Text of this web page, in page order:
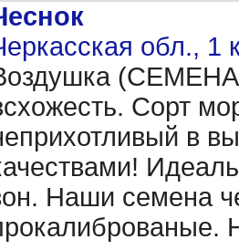
обл., 1
(CЕМЕНА
Сорт
в
Наши семена